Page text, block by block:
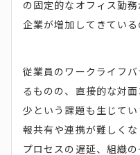
の固定的なオフィス勤
企業が増加してきている
従業員のワークライフ
るものの、直接的な対
少という課題も生じて
報共有や連携が難しく
プロセスの遅延、組織